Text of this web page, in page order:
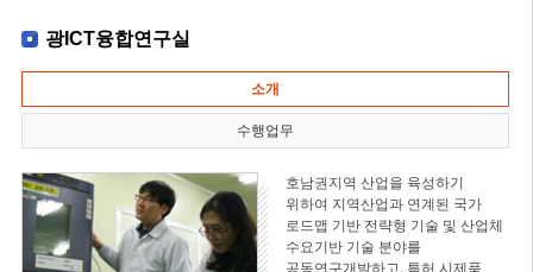
광ICT융합연구실
소개
수행업무
호남권지역 산업을 육성하기
위하여 지역산업과 연계된 국가
로드맵 기반 전략형 기술 및 산업체
수요기반 기술 분야를
공동연구개발하고, 특허 시제품